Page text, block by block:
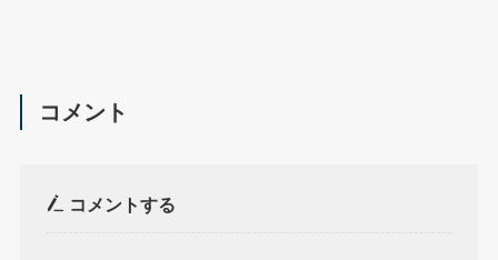
コメント
コメントする